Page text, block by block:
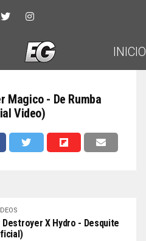
INICIO
Magico - De Rumba
Video)
Destroyer X Hydro - Desquite